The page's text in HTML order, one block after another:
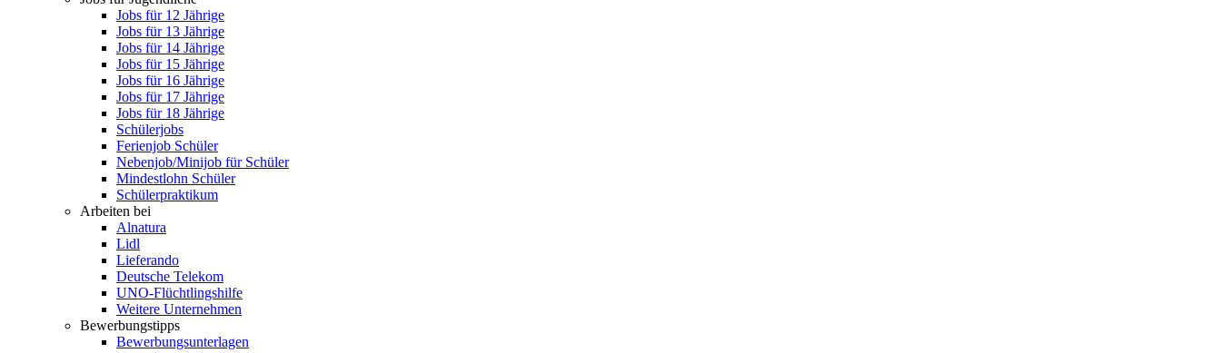
Jobs für 12 Jährige
Jobs für 13 Jährige
Jobs für 14 Jährige
Jobs für 15 Jährige
Jobs für 16 Jährige
Jobs für 17 Jährige
Jobs für 18 Jährige
Schülerjobs
Ferienjob Schüler
Nebenjob/Minijob für Schüler
Mindestlohn Schüler
Schülerpraktikum
Arbeiten bei
Alnatura
Lidl
Lieferando
Deutsche Telekom
UNO-Flüchtlingshilfe
Weitere Unternehmen
Bewerbungstipps
Bewerbungsunterlagen